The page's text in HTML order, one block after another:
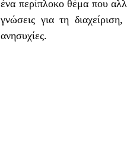
ένα περίπλοκο θέμα που
γνώσεις για τη
ανησυχίες.